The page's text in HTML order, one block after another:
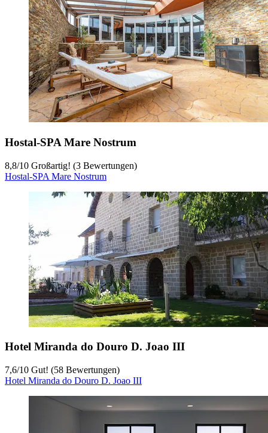
Hostal-SPA Mare Nostrum
8,8/10 Großartig! (3 Bewertungen)
Hostal-SPA Mare Nostrum
Hotel Miranda do Douro D. Joao III
7,6/10 Gut! (58 Bewertungen)
Hotel Miranda do Douro D. Joao III